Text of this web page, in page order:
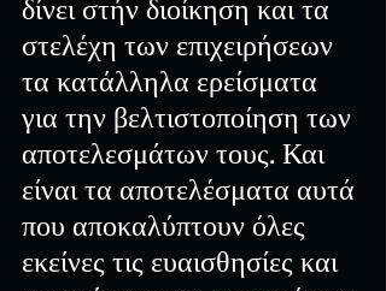
στελέχη των επιχειρήσεων
τα κατάλληλα ερείσματα
για την βελτιστοποίηση των
αποτελεσμάτων τους. Και
είναι τα αποτελέσματα αυτά
που αποκαλύπτουν όλες
εκείνες τις ευαισθησίες και